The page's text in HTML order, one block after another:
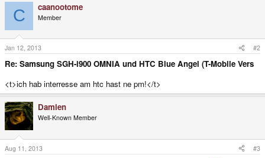
C caanootome
Member
Jan 12, 2013 #2
Re: Samsung SGH-i900 OMNIA und HTC Blue Angel (T-Mobile Vers
<t>ich hab interresse am htc hast ne pm!</t>
Damien
Well-Known Member
Aug 11, 2013 #3